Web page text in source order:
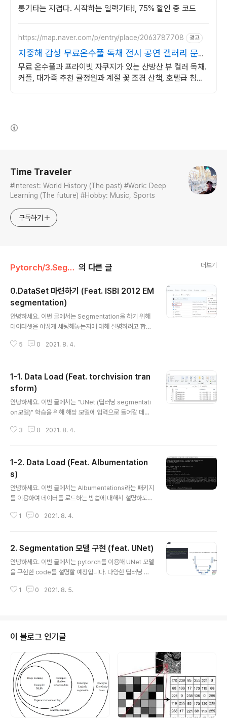
통기타는 지겹다. 시작하는 일렉기타!, 75% 할인 중 코드
https://map.naver.com/p/entry/place/2063787708 광고
지중해 감성 무료온수풀 독채 전시 공연 갤러리 문화
공간
무료 온수풀과 프라이빗 자쿠지가 있는 산방산 뷰 컬러 독채.
커플, 대가족 추천 귤정원과 계절 꽃 조경 산책, 호텔급 침구
Time Traveler
#Interest: World History (The past) #Work: Deep
Learning (The future) #Hobby: Music, Sports
구독하기
Pytorch/3.Segmentation 의 다른 글 더보기
0.DataSet 마련하기 (Feat. ISBI 2012 EM
segmentation)
안녕하세요. 이번 글에서는 Segmentation을 하기 위해
데이터셋을 어떻게 세팅해놓는지에 대해 설명하려고 합니
상을 먼저 참고하시면 글을 이해하시는데 도움이 될 것으
EM segmentation Challenge) 보통 segmentation
을 하기 위한 public 데이터들은 Kaggle, MICCAI 같은
곳에서 열리는 segmentation challenge에서 구할 수
있습니다. 또는 과거에 진행되었거나 현재에 진행되는 다
른 segmentation challenge에서도 구할 수 있습니다.
보통 ..
5 0 2021. 8. 4.
1-1. Data Load (Feat. torchvision tran
sform)
안녕하세요. 이번 글에서는 "UNet (딥러닝 segmentati
on모델)" 학습을 위해 해당 모델에 입력으로 들어갈 데이
니다. 코드는 아래 사이트를 기반으로 수정하였으니 아래
v=1gMnChpUS9k 위의 강의에서는 augmentation 부
분을 직접구현해주었는데, 이번 글에서는 torchvision에
서 augmentation을 위해 제공해주는 torchvision.tran
sform 모듈을 적용하여 data load 하는 내용을 설명하려
고 합니다. [data_load.py] import os import numpy
as n..
3 0 2021. 8. 4.
1-2. Data Load (Feat. Albumentation
s)
안녕하세요. 이번 글에서는 Albumentations라는 패키지
를 이용하여 데이터를 로드하는 방법에 대해서 설명하도록
am/albumentations GitHub - albumentations-te
r libraries. Fast image augmentation library and
an easy-to-use wrapper around other libraries.
Documentation: https://albumentations.ai/docs/
1 0 2021. 8. 4.
2. Segmentation 모델 구현 (feat. UNet)
안녕하세요. 이번 글에서는 pytorch를 이용해 UNet 모델
을 구현한 code를 설명할 예정입니다. 다양한 딥러닝 기
본이 되기 때문에 다루었습니다. 소개해 드릴 UNet pytor
해주세요! ※대부분 PPT 슬라이드에 설명한 내용을 이미
지로 만들어 업로드했기 때문에 글씨가 잘 안보일 수 도 있
습니다. 그래서 PPT파일을 따로 첨부하도록 하겠습니다.
0. UNet() 함수 호출 Pytorch에서 UNet 모델을 불러오
는 코드는 아래 한 줄로 가능합니다. m..
1 0 2021. 8. 5.
이 블로그 인기글